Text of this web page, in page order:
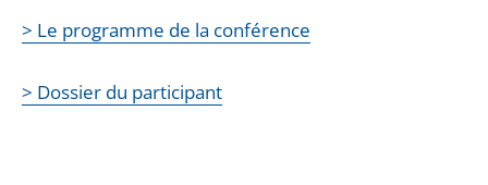
> Le programme de la conférence
> Dossier du participant